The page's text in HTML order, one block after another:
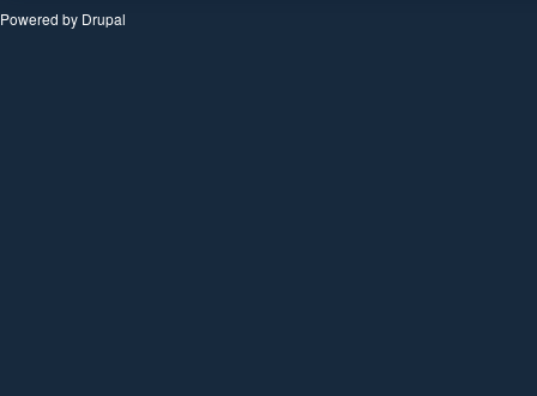
Powered by Drupal